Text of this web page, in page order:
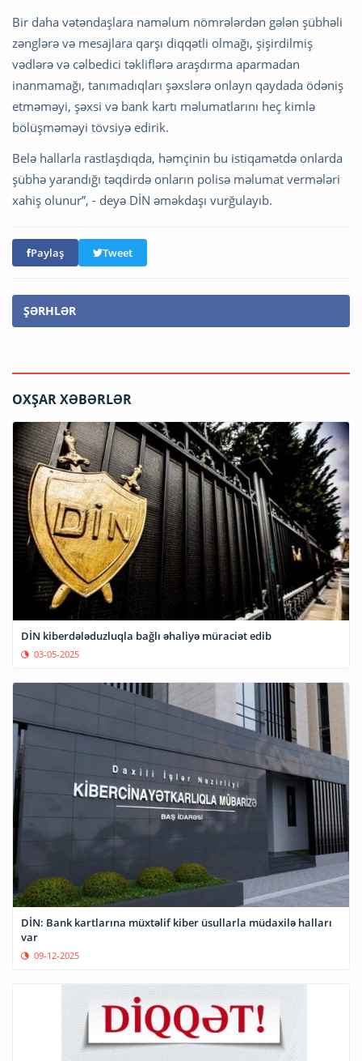
Bir daha vətəndaşlara naməlum nömrələrdən gələn şübhəli
zənglərə və mesajlara qarşı diqqətli olmağı, şişirdilmiş
vədlərə və cəlbedici təkliflərə araşdırma aparmadan
inanmamağı, tanımadıqları şəxslərə onlayn qaydada ödəniş
etməməyi, şəxsi və bank kartı məlumatlarını heç kimlə
bölüşməməyi tövsiyə edirik.
Belə hallarla rastlaşdıqda, həmçinin bu istiqamətdə onlarda
şübhə yarandığı təqdirdə onların polisə məlumat vermələri
xahiş olunur”, - deyə DİN əməkdaşı vurğulayıb.
Paylaş Tweet
ŞƏRHLƏR
OXŞAR XƏBƏRLƏR
DİN kiberdələduzluqla bağlı əhaliyə müraciət edib
03-05-2025
DİN: Bank kartlarına müxtəlif kiber üsullarla müdaxilə halları
var
09-12-2025